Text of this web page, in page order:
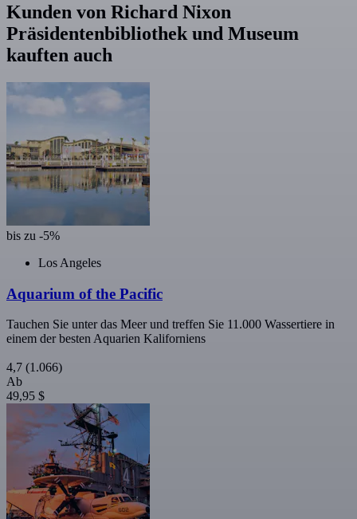
Kunden von Richard Nixon
Präsidentenbibliothek und Museum
kauften auch
bis zu -5%
Los Angeles
Aquarium of the Pacific
Tauchen Sie unter das Meer und treffen Sie 11.000 Wassertiere in
einem der besten Aquarien Kaliforniens
4,7 (1.066)
Ab
49,95 $